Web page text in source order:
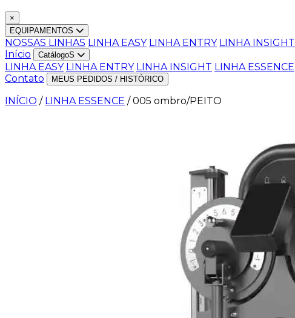
×
EQUIPAMENTOS
NOSSAS LINHAS LINHA EASY LINHA ENTRY LINHA INSIGHT
Início
CatálogoS
LINHA EASY LINHA ENTRY LINHA INSIGHT LINHA ESSENCE
Contato
MEUS PEDIDOS / HISTÓRICO
INÍCIO / LINHA ESSENCE / 005 ombro/PEITO